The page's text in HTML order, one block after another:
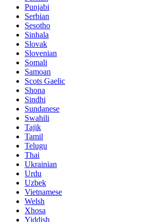
Punjabi
Serbian
Sesotho
Sinhala
Slovak
Slovenian
Somali
Samoan
Scots Gaelic
Shona
Sindhi
Sundanese
Swahili
Tajik
Tamil
Telugu
Thai
Ukrainian
Urdu
Uzbek
Vietnamese
Welsh
Xhosa
Yiddish